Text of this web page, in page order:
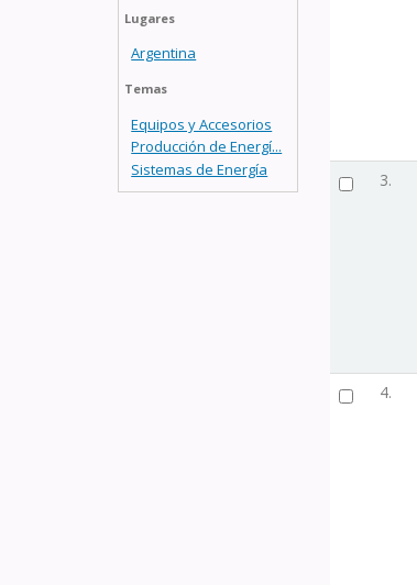
Lugares
Argentina
Temas
Equipos y Accesorios
Producción de Energí...
Sistemas de Energía
3.
4.